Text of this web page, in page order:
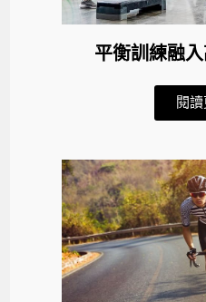
平衡訓練融
閱